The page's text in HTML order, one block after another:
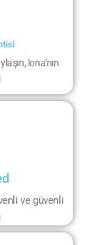
lona'nın
ve güvenli